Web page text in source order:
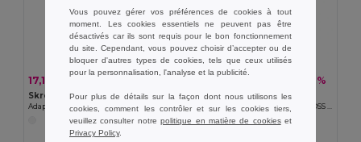
17,11 €
Skross RB1.102.50
Adaptateur de voyage mondial SKROSS MUV Micro
29,86 € -26%
Skross RB1.10314
Vous pouvez gérer vos préférences de cookies à tout
moment. Les cookies essentiels ne peuvent pas être
désactivés car ils sont requis pour le bon fonctionnement
du site. Cependant, vous pouvez choisir d’accepter ou de
bloquer d'autres types de cookies, tels que ceux utilisés
pour la personnalisation, l'analyse et la publicité.
Pour plus de détails sur la façon dont nous utilisons les
cookies, comment les contrôler et sur les cookies tiers,
veuillez consulter notrepolitique en matière de cookieset
Privacy Policy.